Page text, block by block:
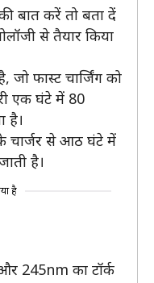
बात करें तो बता दें
से तैयार किया
जो फास्ट चार्जिंग को
एक घंटे में 80
है।
चार्जर से आठ घंटे में
है।
है
245nm का टॉर्क